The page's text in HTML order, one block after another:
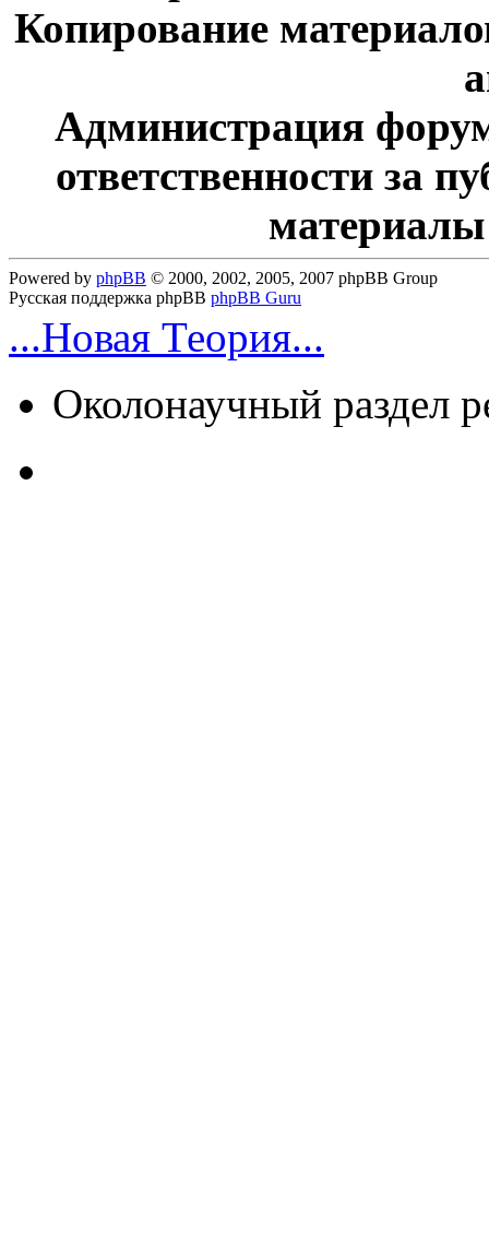
Копирование
Администрация
ответственности за
Powered by phpBB © 2000, 2002, 2005, 2007 phpBB Group
Русская поддержка phpBB phpBB Guru
...Новая Теория...
Околонаучный раздел